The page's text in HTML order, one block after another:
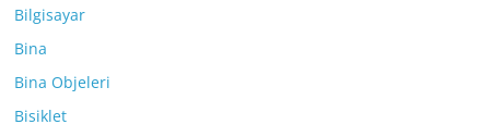
Bilgisayar
Bina
Bina Objeleri
Bisiklet